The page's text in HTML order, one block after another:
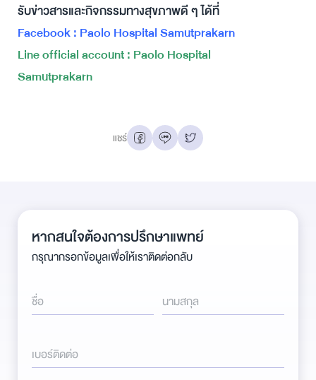
รับข่าวสารและกิจกรรมทางสุขภาพดี ๆ ได้ที่
Facebook : Paolo Hospital Samutprakarn
Line official account : Paolo Hospital
Samutprakarn
แชร์
หากสนใจต้องการปรึกษาแพทย์
กรุณากรอกข้อมูลเพื่อให้เราติดต่อกลับ
ชื่อ นามสกุล
เบอร์ติดต่อ